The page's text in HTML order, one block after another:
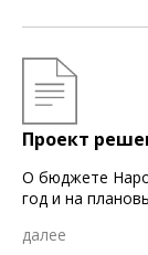
Проект
О бюджете
год и на
далее